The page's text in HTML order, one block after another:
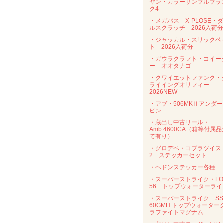
ヤン・カラーサンプルブラ
ク4
・メガバス X-PLOSE・
ルスクラッチ 2026入荷分
・ジャッカル・スリックベ
ト 2026入荷分
・ガウラクラフト・コイー
ー オオタナゴ
・クワイエットファンク・
ライイングオリフィー
2026NEW
・アブ・506MKⅡアンダ
ピン
・蔵出し中古リール・
Amb.4600CA（箱等付属品
て有り）
・グロデベ・コブラツイス
2 ステッカーセット
・ヘドンステッカー各種
・スーパーストライク・
56 トップウォーターライ
・スーパーストライク
60GMH トップウォーター
ラファイトマグナム